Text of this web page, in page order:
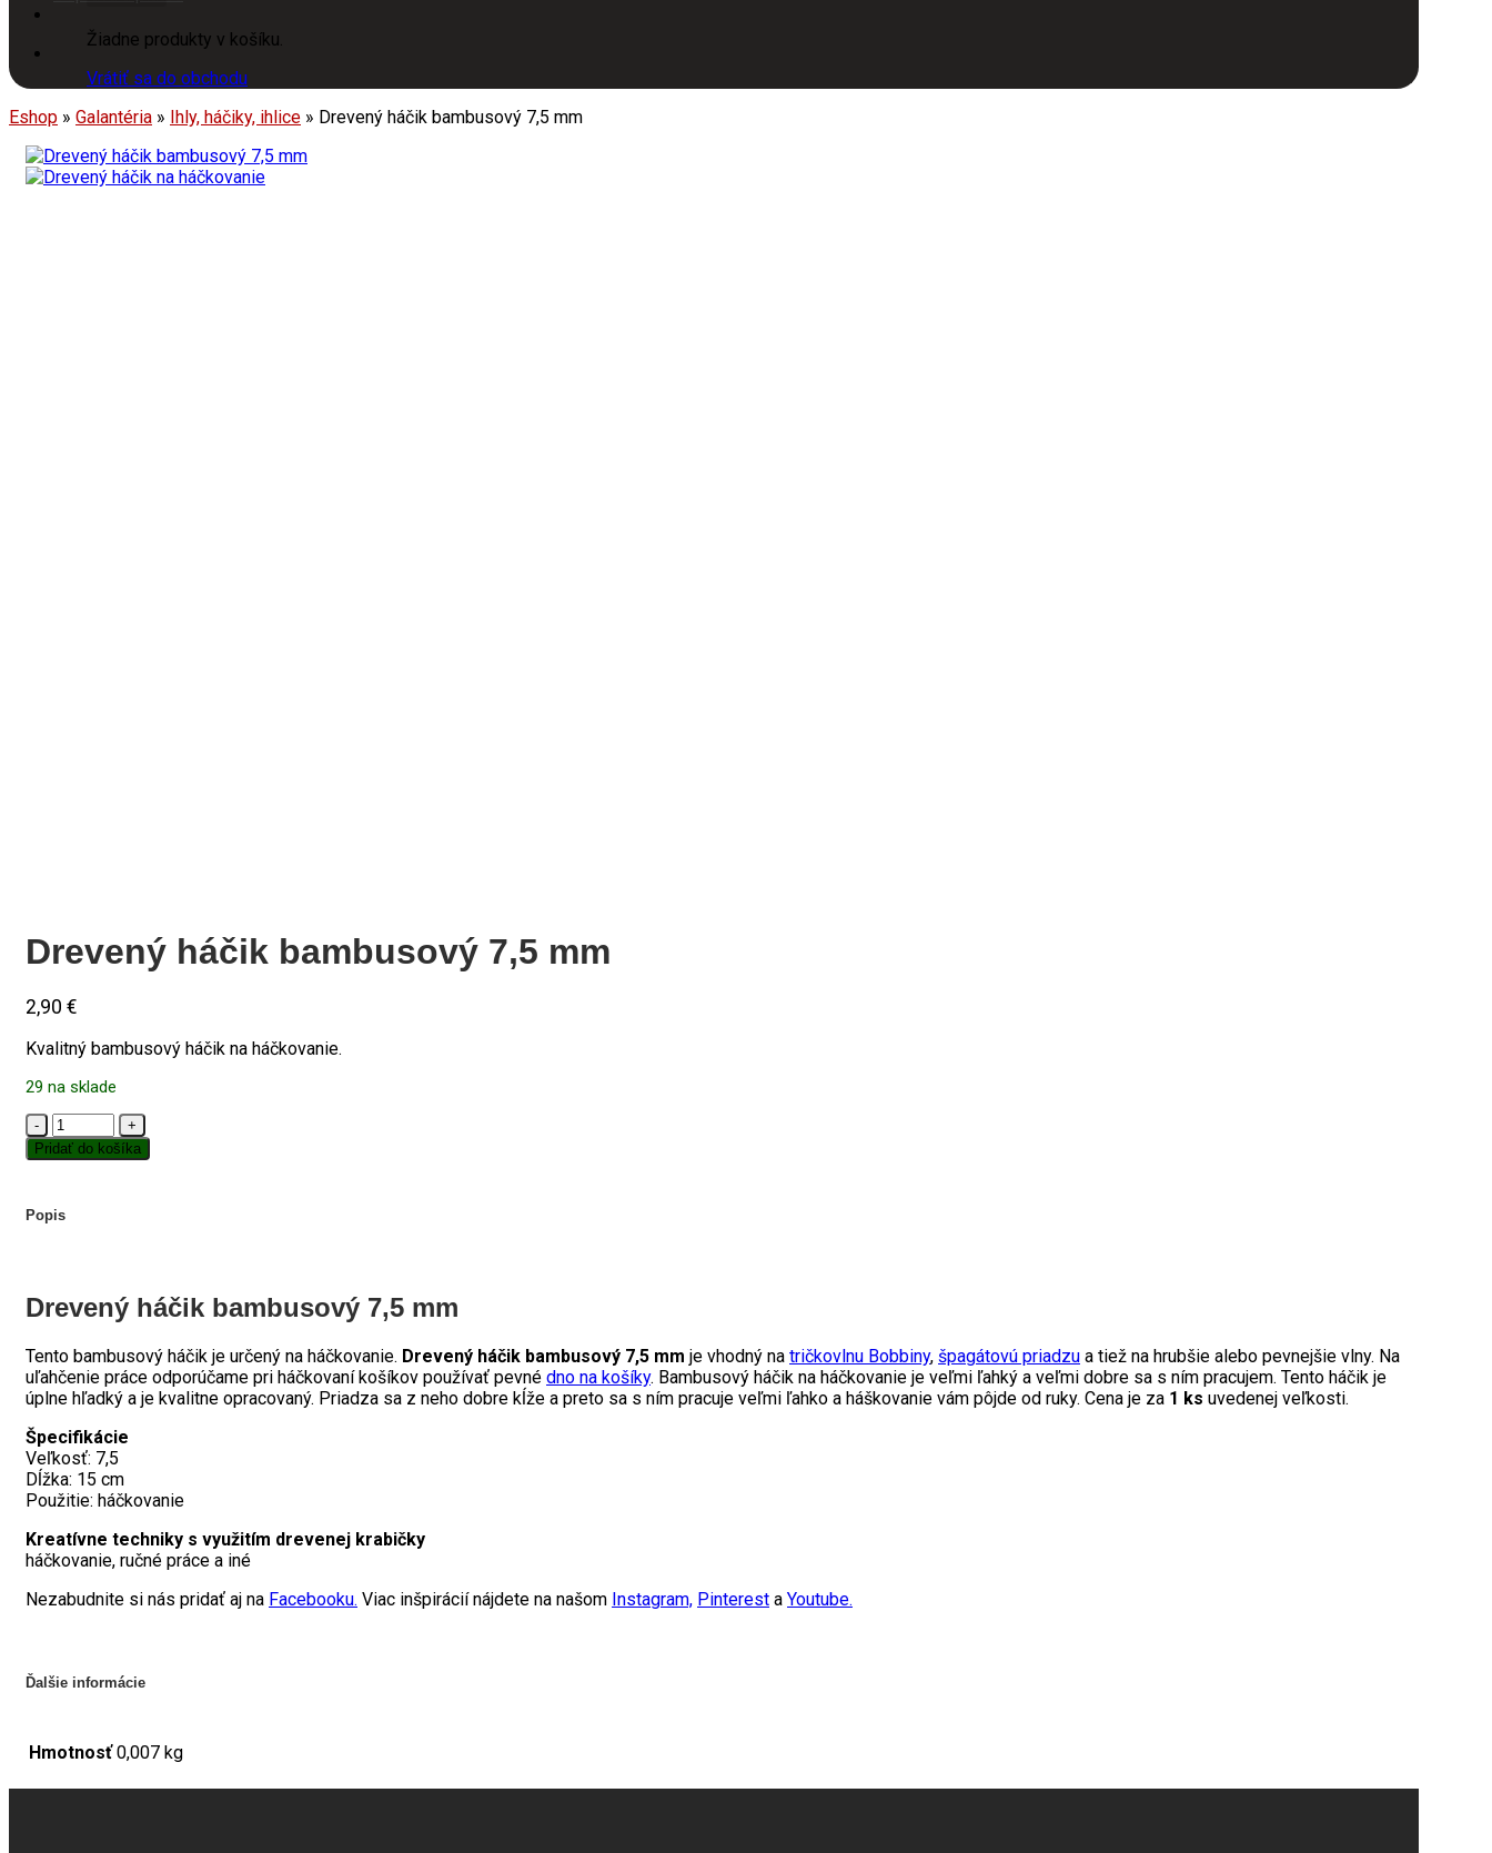
Žiadne produkty v košíku.
Vrátiť sa do obchodu
Eshop » Galantéria » Ihly, háčiky, ihlice » Drevený háčik bambusový 7,5 mm
Drevený háčik bambusový 7,5 mm
2,90 €
Kvalitný bambusový háčik na háčkovanie.
29 na sklade
množstvo
Drevený
háčik
7,5
Pridať do košíka
Popis
Drevený háčik bambusový 7,5 mm
Tento bambusový háčik je určený na háčkovanie. Drevený háčik bambusový 7,5 mm je vhodný na tričkovlnu Bobbiny, špagátovú priadzu a tiež na hrubšie alebo pevnejšie vlny. Na
uľahčenie práce odporúčame pri háčkovaní košíkov používať pevné dno na košíky. Bambusový háčik na háčkovanie je veľmi ľahký a veľmi dobre sa s ním pracujem. Tento háčik je
úplne hľadký a je kvalitne opracovaný. Priadza sa z neho dobre kĺže a preto sa s ním pracuje veľmi ľahko a háškovanie vám pôjde od ruky. Cena je za 1 ks uvedenej veľkosti.
Špecifikácie
Veľkosť: 7,5
Dĺžka: 15 cm
Použitie: háčkovanie
Kreatívne techniky s využitím drevenej krabičky
háčkovanie, ručné práce a iné
Nezabudnite si nás pridať aj na Facebooku. Viac inšpirácií nájdete na našom Instagram, Pinterest a Youtube.
Ďalšie informácie
Hmotnosť 0,007 kg